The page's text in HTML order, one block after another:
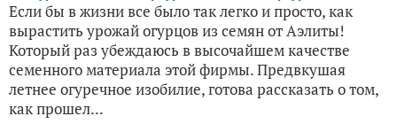
Если бы в жизни все было так легко и просто, как
вырастить урожай огурцов из семян от Аэлиты!
Который раз убеждаюсь в высочайшем качестве
семенного материала этой фирмы. Предвкушая
летнее огуречное изобилие, готова рассказать о том,
как прошел...